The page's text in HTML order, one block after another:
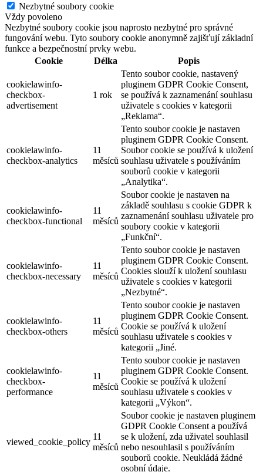
Nezbytné soubory cookie
Vždy povoleno
Nezbytné soubory cookie jsou naprosto nezbytné pro správné
fungování webu. Tyto soubory cookie anonymně zajišťují základní
funkce a bezpečnostní prvky webu.
Cookie
Délka Popis
cookielawinfo-
checkbox-
advertisement
1 rok
Tento soubor cookie, nastavený
pluginem GDPR Cookie Consent,
se používá k zaznamenání souhlasu
uživatele s cookies v kategorii
„Reklama“.
cookielawinfo-
checkbox-analytics
11
měsíců
Tento soubor cookie je nastaven
pluginem GDPR Cookie Consent.
Soubor cookie se používá k uložení
souhlasu uživatele s používáním
souborů cookie v kategorii
„Analytika“.
cookielawinfo-
checkbox-functional
11
měsíců
Soubor cookie je nastaven na
základě souhlasu s cookie GDPR k
zaznamenání souhlasu uživatele pro
soubory cookie v kategorii
„Funkční“.
cookielawinfo-
checkbox-necessary
11
měsíců
Tento soubor cookie je nastaven
pluginem GDPR Cookie Consent.
Cookies slouží k uložení souhlasu
uživatele s cookies v kategorii
„Nezbytné“.
cookielawinfo-
checkbox-others
11
měsíců
Tento soubor cookie je nastaven
pluginem GDPR Cookie Consent.
Cookie se používá k uložení
souhlasu uživatele s cookies v
kategorii „Jiné.
cookielawinfo-
checkbox-
performance
11
měsíců
Tento soubor cookie je nastaven
pluginem GDPR Cookie Consent.
Cookie se používá k uložení
souhlasu uživatele s cookies v
kategorii „Výkon“.
viewed_cookie_policy
11
měsíců
Soubor cookie je nastaven pluginem
GDPR Cookie Consent a používá
se k uložení, zda uživatel souhlasil
nebo nesouhlasil s používáním
souborů cookie. Neukládá žádné
osobní údaje.